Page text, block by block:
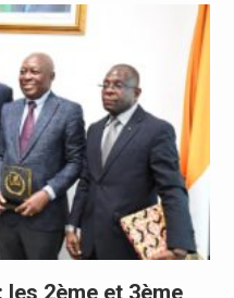
les 2ème et 3ème